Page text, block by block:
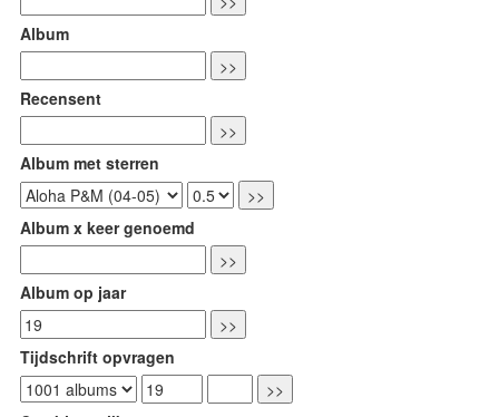
Album
Recensent
Album met sterren
Album x keer genoemd
Album op jaar
Tijdschrift opvragen